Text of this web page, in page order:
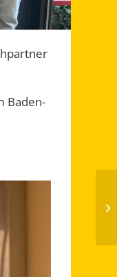
Baden-